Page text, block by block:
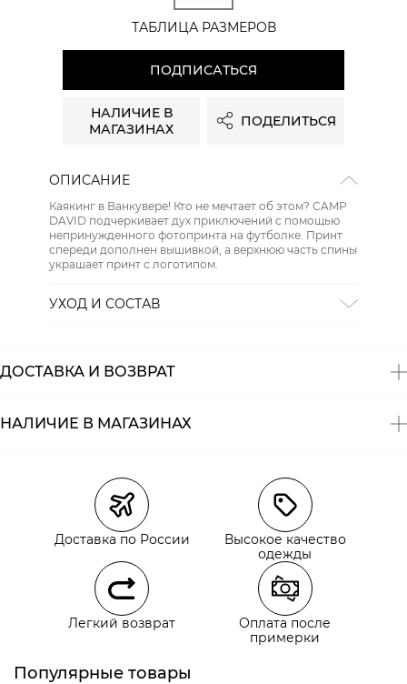
ТАБЛИЦА РАЗМЕРОВ
ПОДПИСАТЬСЯ
НАЛИЧИЕ В
МАГАЗИНАХ
ПОДЕЛИТЬСЯ
ОПИСАНИЕ
Каякинг в Ванкувере! Кто не мечтает об этом? CAMP
DAVID подчеркивает дух приключений с помощью
непринужденного фотопринта на футболке. Принт
спереди дополнен вышивкой, а верхнюю часть спины
украшает принт с логотипом.
УХОД И СОСТАВ
ГЛАЖЕНИЕ:не гладить горячим (макс. 110 °)
ДОСТАВКА И ВОЗВРАТ
Курьерская доставка СДЭК
Самовывоз из пункта выдачи СДЭК
Самовывоз из наших магазинов
Курьерская доставка СДЭК
Самовывоз из пункта выдачи СДЭК
НАЛИЧИЕ В МАГАЗИНАХ
Доставка по России
Высокое качество
одежды
Легкий возврат
Оплата после
примерки
Популярные товары